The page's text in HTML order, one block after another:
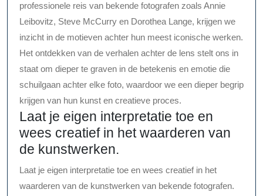
professionele reis van bekende fotografen zoals Annie
Leibovitz, Steve McCurry en Dorothea Lange, krijgen we
inzicht in de motieven achter hun meest iconische werken.
Het ontdekken van de verhalen achter de lens stelt ons in
staat om dieper te graven in de betekenis en emotie die
schuilgaan achter elke foto, waardoor we een dieper begrip
krijgen van hun kunst en creatieve proces.
Laat je eigen interpretatie toe en
wees creatief in het waarderen van
de kunstwerken.
Laat je eigen interpretatie toe en wees creatief in het
waarderen van de kunstwerken van bekende fotografen.